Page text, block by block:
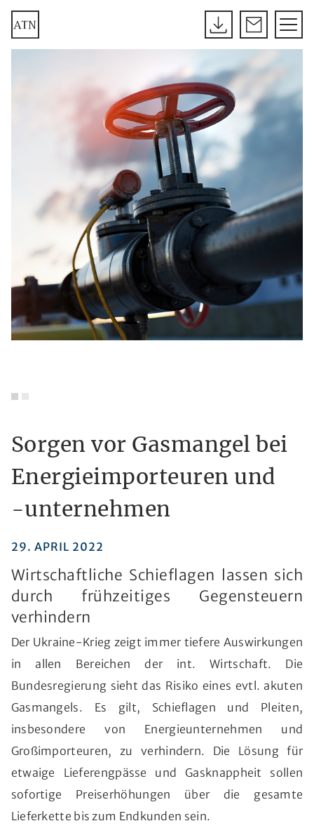
Sorgen vor Gasmangel bei
Energieimporteuren und
-unternehmen
29. APRIL 2022
Wirtschaftliche Schieflagen lassen sich
durch frühzeitiges Gegensteuern
verhindern
Der Ukraine-Krieg zeigt immer tiefere Auswirkungen
in allen Bereichen der int. Wirtschaft. Die
Bundesregierung sieht das Risiko eines evtl. akuten
Gasmangels. Es gilt, Schieflagen und Pleiten,
insbesondere von Energieunternehmen und
Großimporteuren, zu verhindern. Die Lösung für
etwaige Lieferengpässe und Gasknappheit sollen
sofortige Preiserhöhungen über die gesamte
Lieferkette bis zum Endkunden sein.